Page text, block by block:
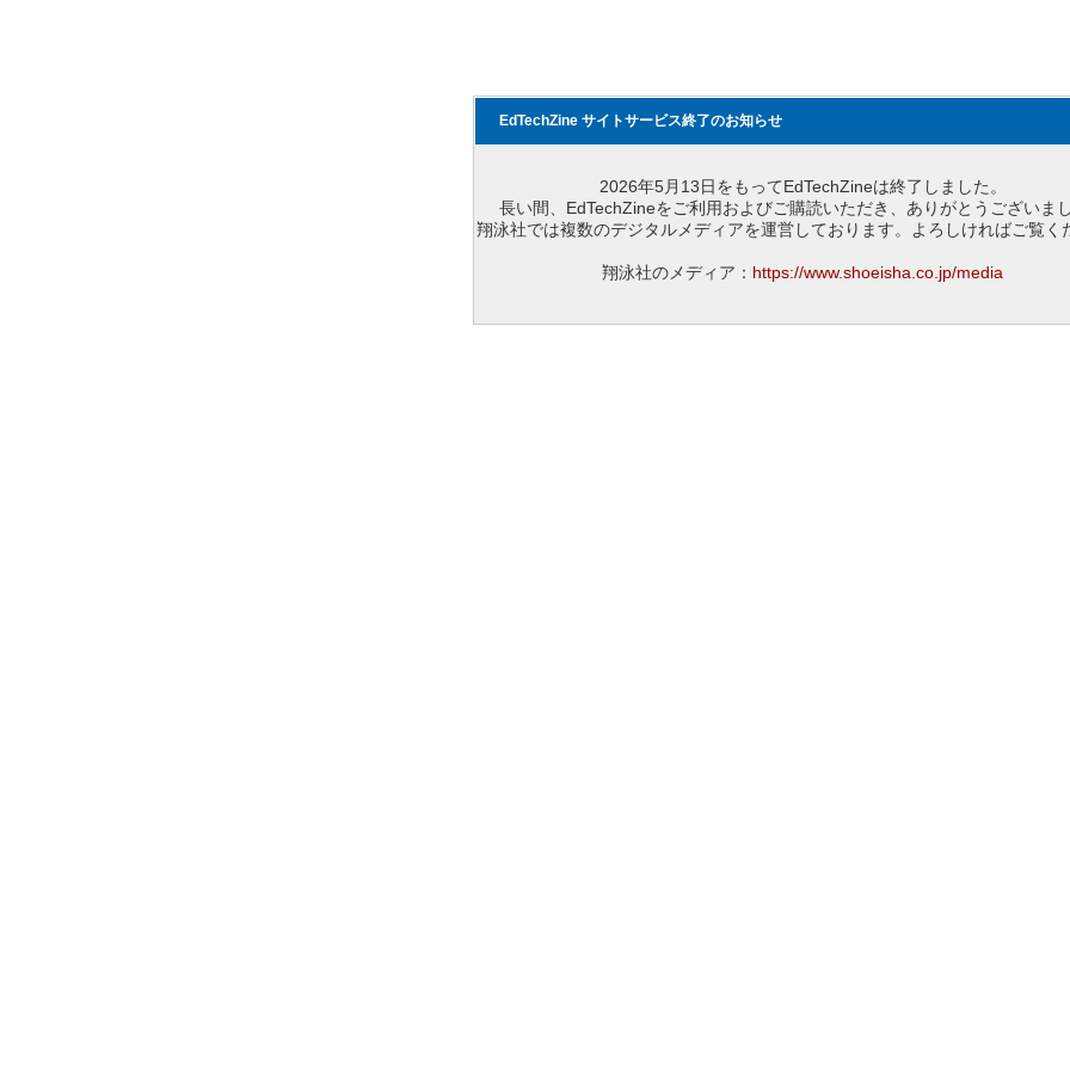
EdTechZine サイトサービス終了のお知らせ
2026年5月13日をもってEdTechZineは終了しました。
長い間、EdTechZineをご利用およびご購読いただき、ありがとうございまし
翔泳社では複数のデジタルメディアを運営しております。よろしければご覧く
翔泳社のメディア： https://www.shoeisha.co.jp/media